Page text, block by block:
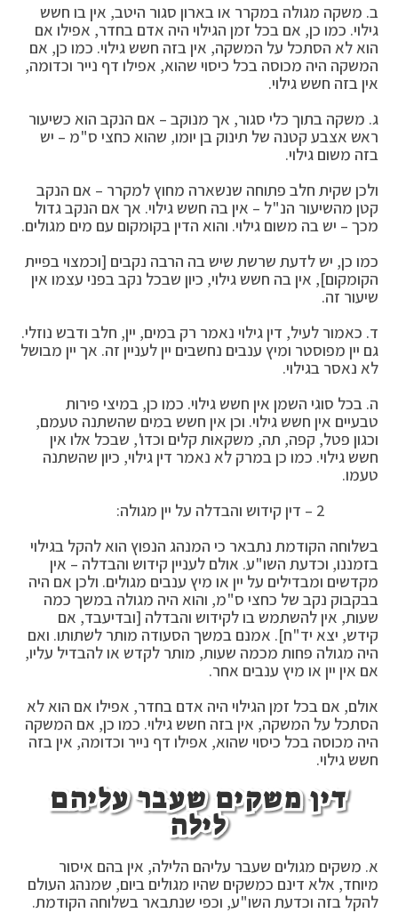
ב. משקה מגולה במקרר או בארון סגור היטב, אין בו חשש
גילוי. כמו כן, אם בכל זמן הגילוי היה אדם בחדר, אפילו אם
הוא לא הסתכל על המשקה, אין בזה חשש גילוי. כמו כן, אם
המשקה היה מכוסה בכל כיסוי שהוא, אפילו דף נייר וכדומה,
אין בזה חשש גילוי.
ג. משקה בתוך כלי סגור, אך מנוקב – אם הנקב הוא כשיעור
ראש אצבע קטנה של תינוק בן יומו, שהוא כחצי ס"מ – יש
בזה משום גילוי.
ולכן שקית חלב פתוחה שנשארה מחוץ למקרר – אם הנקב
קטן מהשיעור הנ"ל – אין בה חשש גילוי. אך אם הנקב גדול
מכך – יש בה משום גילוי. והוא הדין בקומקום עם מים מגולים.
כמו כן, יש לדעת שרשת שיש בה הרבה נקבים [וכמצוי בפיית
הקומקום], אין בה חשש גילוי, כיון שבכל נקב בפני עצמו אין
שיעור זה.
ד. כאמור לעיל, דין גילוי נאמר רק במים, יין, חלב ודבש נוזלי.
גם יין מפוסטר ומיץ ענבים נחשבים יין לעניין זה. אך יין מבושל
לא נאסר בגילוי.
ה. בכל סוגי השמן אין חשש גילוי. כמו כן, במיצי פירות
טבעיים אין חשש גילוי. וכן אין חשש במים שהשתנה טעמם,
וכגון פטל, קפה, תה, משקאות קלים וכדו', שבכל אלו אין
חשש גילוי. כמו כן במרק לא נאמר דין גילוי, כיון שהשתנה
טעמו.
בשלוחה הקודמת נתבאר כי המנהג הנפוץ הוא להקל בגילוי
בזמננו, וכדעת השו"ע. אולם לעניין קידוש והבדלה – אין
מקדשים ומבדילים על יין או מיץ ענבים מגולים. ולכן אם היה
בבקבוק נקב של כחצי ס"מ, והוא היה מגולה במשך כמה
שעות, אין להשתמש בו לקידוש והבדלה [ובדיעבד, אם
קידש, יצא יד"ח]. אמנם במשך הסעודה מותר לשתותו. ואם
היה מגולה פחות מכמה שעות, מותר לקדש או להבדיל עליו,
אם אין יין או מיץ ענבים אחר.
אולם, אם בכל זמן הגילוי היה אדם בחדר, אפילו אם הוא לא
הסתכל על המשקה, אין בזה חשש גילוי. כמו כן, אם המשקה
היה מכוסה בכל כיסוי שהוא, אפילו דף נייר וכדומה, אין בזה
חשש גילוי.
דין משקים שעבר עליהם
לילה
א. משקים מגולים שעבר עליהם הלילה, אין בהם איסור
מיוחד, אלא דינם כמשקים שהיו מגולים ביום, שמנהג העולם
להקל בזה וכדעת השו"ע, וכפי שנתבאר בשלוחה הקודמת.